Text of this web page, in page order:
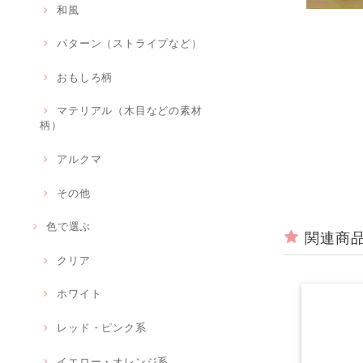
和風
パターン（ストライプなど）
おもしろ柄
マテリアル（木目などの素材
柄）
アルクマ
その他
色で選ぶ
クリア
ホワイト
レッド・ピンク系
関連商